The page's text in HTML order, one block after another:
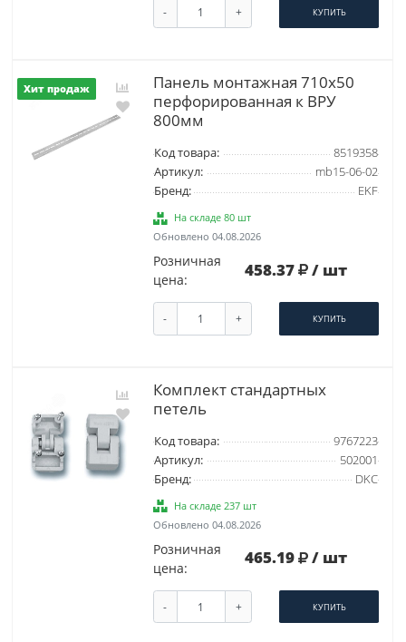
- + КУПИТЬ
Хит продаж
Панель монтажная 710х50
перфорированная к ВРУ
800мм
Код товара:
8519358
Артикул:
mb15-06-02
Бренд:
EKF
На складе 80 шт
Обновлено 04.08.2026
Розничная
цена:
458.37 / шт
- + КУПИТЬ
Комплект стандартных
петель
Код товара:
9767223
Артикул:
502001
Бренд:
DKC
На складе 237 шт
Обновлено 04.08.2026
Розничная
цена:
465.19 / шт
- + КУПИТЬ